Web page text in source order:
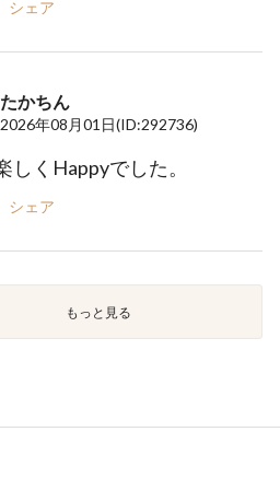
シェア
たかちん
2026年08月01日(ID:292736)
しくHappyでした。
シェア
もっと見る